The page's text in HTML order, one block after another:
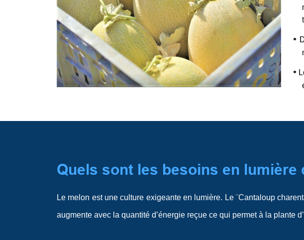
•
•
Quels sont les besoins en lumière
Le melon est une culture exigeante en lumière. Le ¨Cantaloup
augmente avec la quantité d’énergie reçue ce qui permet à la plante